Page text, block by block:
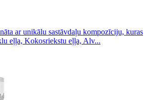
ar unikālu sastāvdaļu kompozīciju, kuras
eļļa, Kokosriekstu eļļa, Alv...